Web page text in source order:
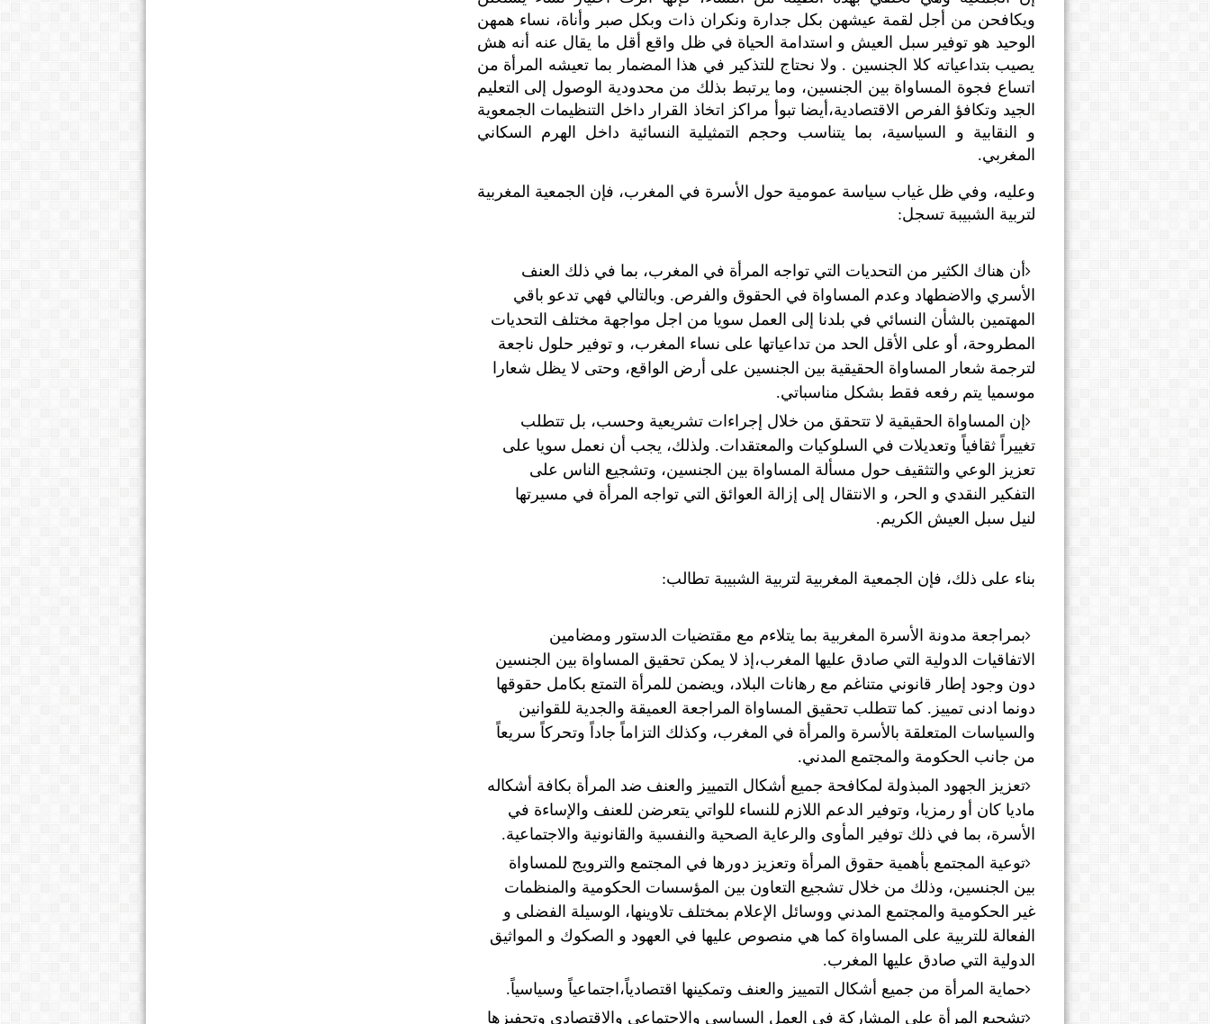
ويكافحن من أجل لقمة عيشهن بكل جدارة ونكران ذات وبكل صبر وأناة، نساء همهن
الوحيد هو توفير سبل العيش و استدامة الحياة في ظل واقع أقل ما يقال عنه أنه هش
يصيب بتداعياته كلا الجنسين . ولا نحتاج للتذكير في هذا المضمار بما تعيشه المرأة من
اتساع فجوة المساواة بين الجنسين، وما يرتبط بذلك من محدودية الوصول إلى التعليم
الجيد وتكافؤ الفرص الاقتصادية،أيضا تبوأ مراكز اتخاذ القرار داخل التنظيمات الجمعوية
و النقابية و السياسية، بما يتناسب وحجم التمثيلية النسائية داخل الهرم السكاني
المغربي.
وعليه، وفي ظل غياب سياسة عمومية حول الأسرة في المغرب، فإن الجمعية المغربية
لتربية الشبيبة تسجل:
أن هناك الكثير من التحديات التي تواجه المرأة في المغرب، بما في ذلك العنف
الأسري والاضطهاد وعدم المساواة في الحقوق والفرص. وبالتالي فهي تدعو باقي
المهتمين بالشأن النسائي في بلدنا إلى العمل سويا من اجل مواجهة مختلف التحديات
المطروحة، أو على الأقل الحد من تداعياتها على نساء المغرب، و توفير حلول ناجعة
لترجمة شعار المساواة الحقيقية بين الجنسين على أرض الواقع، وحتى لا يظل شعارا
موسميا يتم رفعه فقط بشكل مناسباتي.
إن المساواة الحقيقية لا تتحقق من خلال إجراءات تشريعية وحسب، بل تتطلب
تغييراً ثقافياً وتعديلات في السلوكيات والمعتقدات. ولذلك، يجب أن نعمل سويا على
تعزيز الوعي والتثقيف حول مسألة المساواة بين الجنسين، وتشجيع الناس على
التفكير النقدي و الحر، و الانتقال إلى إزالة العوائق التي تواجه المرأة في مسيرتها
لنيل سبل العيش الكريم.
بناء على ذلك، فإن الجمعية المغربية لتربية الشبيبة تطالب:
بمراجعة مدونة الأسرة المغربية بما يتلاءم مع مقتضيات الدستور ومضامين
الاتفاقيات الدولية التي صادق عليها المغرب،إذ لا يمكن تحقيق المساواة بين الجنسين
دون وجود إطار قانوني متناغم مع رهانات البلاد، ويضمن للمرأة التمتع بكامل حقوقها
دونما ادنى تمييز. كما تتطلب تحقيق المساواة المراجعة العميقة والجدية للقوانين
والسياسات المتعلقة بالأسرة والمرأة في المغرب، وكذلك التزاماً جاداً وتحركاً سريعاً
من جانب الحكومة والمجتمع المدني.
تعزيز الجهود المبذولة لمكافحة جميع أشكال التمييز والعنف ضد المرأة بكافة أشكاله
ماديا كان أو رمزيا، وتوفير الدعم اللازم للنساء للواتي يتعرضن للعنف والإساءة في
الأسرة، بما في ذلك توفير المأوى والرعاية الصحية والنفسية والقانونية والاجتماعية.
توعية المجتمع بأهمية حقوق المرأة وتعزيز دورها في المجتمع والترويج للمساواة
بين الجنسين، وذلك من خلال تشجيع التعاون بين المؤسسات الحكومية والمنظمات
غير الحكومية والمجتمع المدني ووسائل الإعلام بمختلف تلاوينها، الوسيلة الفضلى و
الفعالة للتربية على المساواة كما هي منصوص عليها في العهود و الصكوك و المواثيق
الدولية التي صادق عليها المغرب.
حماية المرأة من جميع أشكال التمييز والعنف وتمكينها اقتصادياً،اجتماعياً وسياسياً.
تشجيع المرأة على المشاركة في العمل السياسي والاجتماعي والاقتصادي وتحفيزها